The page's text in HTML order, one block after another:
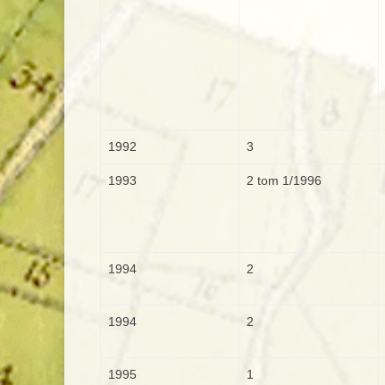
1992 3
1993 2 tom 1/1996
1994 2
1994 2
1995 1